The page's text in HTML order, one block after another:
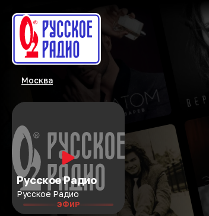
Москва
Русское Радио
Русское Радио
ЭФИР